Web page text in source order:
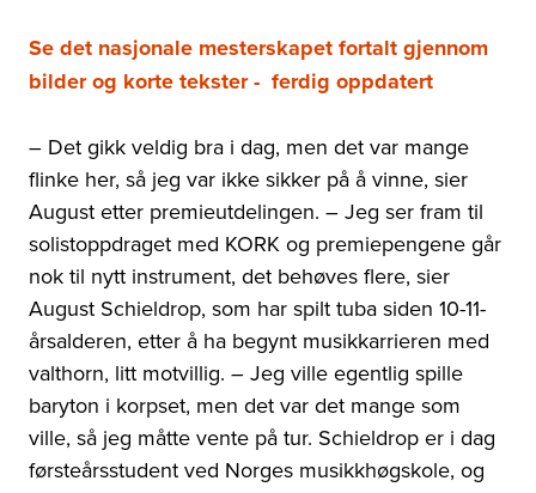
Se det nasjonale mesterskapet fortalt gjennom
bilder og korte tekster - ferdig oppdatert
– Det gikk veldig bra i dag, men det var mange
flinke her, så jeg var ikke sikker på å vinne, sier
August etter premieutdelingen. – Jeg ser fram til
solistoppdraget med KORK og premiepengene går
nok til nytt instrument, det behøves flere, sier
August Schieldrop, som har spilt tuba siden 10-11-
årsalderen, etter å ha begynt musikkarrieren med
valthorn, litt motvillig. – Jeg ville egentlig spille
baryton i korpset, men det var det mange som
ville, så jeg måtte vente på tur. Schieldrop er i dag
førsteårsstudent ved Norges musikkhøgskole, og